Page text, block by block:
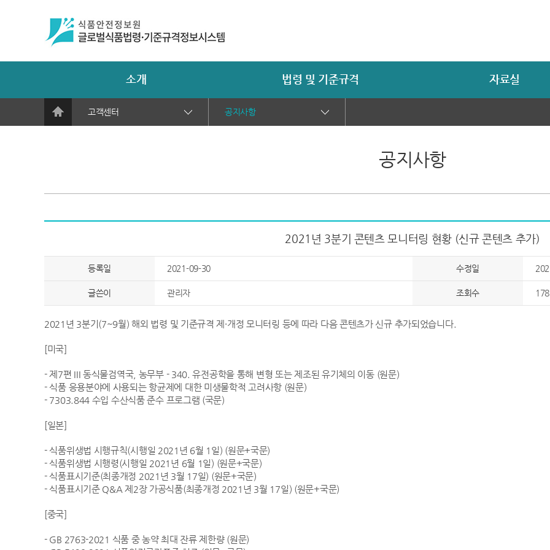
소개 법령 및 기준규격 자료실
고객센터 공지사항
공지사항
2021년 3분기 콘텐츠 모니터링 현황 (신규 콘텐츠 추가)
등록일 2021-09-30 수정일
글쓴이 관리자 조회수
2021년 3분기(7~9월) 해외 법령 및 기준규격 제·개정 모니터링 등에 따라 다음 콘텐츠가 신규 추가되었습니다.
[미국]
- 제7편 III 동식물검역국, 농무부 - 340. 유전공학을 통해 변형 또는 제조된 유기체의 이동 (원문)
- 식품 응용분야에 사용되는 항균제에 대한 미생물학적 고려사항 (원문)
- 7303.844 수입 수산식품 준수 프로그램 (국문)
[일본]
- 식품위생법 시행규칙(시행일 2021년 6월 1일) (원문+국문)
- 식품위생법 시행령(시행일 2021년 6월 1일) (원문+국문)
- 식품표시기준(최종개정 2021년 3월 17일) (원문+국문)
- 식품표시기준 Q&A 제2장 가공식품(최종개정 2021년 3월 17일) (원문+국문)
[중국]
- GB 2763-2021 식품 중 농약 최대 잔류 제한량 (원문)